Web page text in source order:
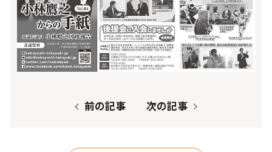
前の記事 次の記事